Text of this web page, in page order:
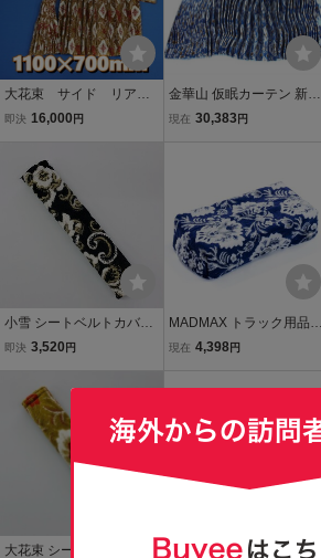
大花束 サイド リア
カーテンセット 横1100
即決 16,000 円
金華山 仮眠カーテン 新格
子 アコーディオンタイプ
現在 30,383 円
小雪 シートベルトカバー
金華山小物 内装品 インテ
トラック内装
即決 3,520 円
MADMAX トラック用品
金華山 新格子 ティッシュ
現在 4,398円
大花束 シートベルトカバ MADMAX トラック用品